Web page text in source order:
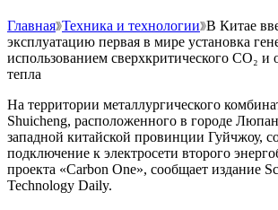
Главная Техника и технологии В Китае
эксплуатацию первая в мире установка
использованием сверхкритического CO₂ и
тепла
На территории металлургического
Shuicheng, расположенного в городе
западной китайской провинции Гуйчжоу,
подключение к электросети второго
проекта «Carbon One», сообщает издание
Technology Daily.